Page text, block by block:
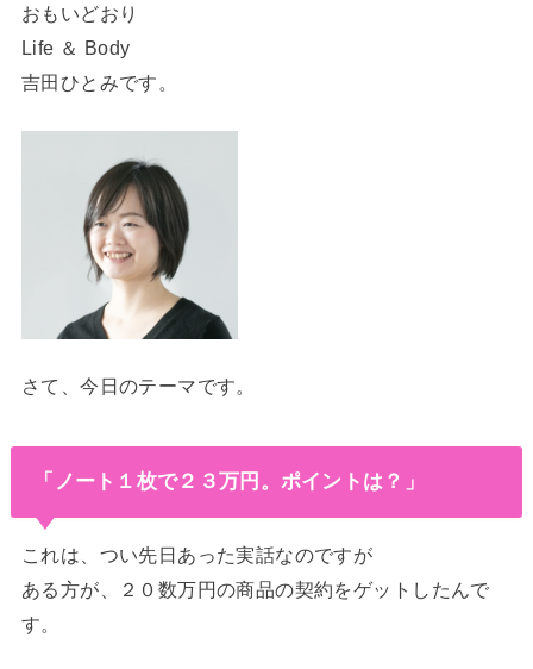
おもいどおり
Life ＆ Body
吉田ひとみです。
さて、今日のテーマです。
「ノート１枚で２３万円。ポイントは？」
これは、つい先日あった実話なのですが
ある方が、２０数万円の商品の契約をゲットしたんで
す。